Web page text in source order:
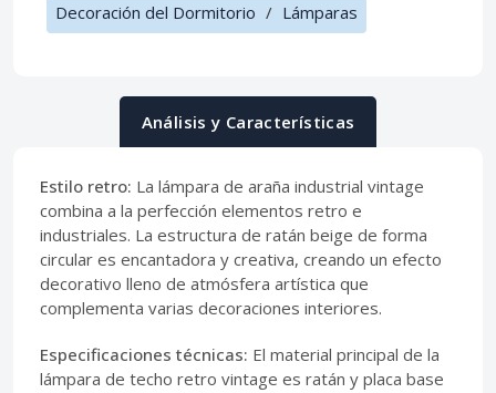
Decoración del Dormitorio / Lámparas
Análisis y Características
Estilo retro: La lámpara de araña industrial vintage
combina a la perfección elementos retro e
industriales. La estructura de ratán beige de forma
circular es encantadora y creativa, creando un efecto
decorativo lleno de atmósfera artística que
complementa varias decoraciones interiores.
Especificaciones técnicas: El material principal de la
lámpara de techo retro vintage es ratán y placa base